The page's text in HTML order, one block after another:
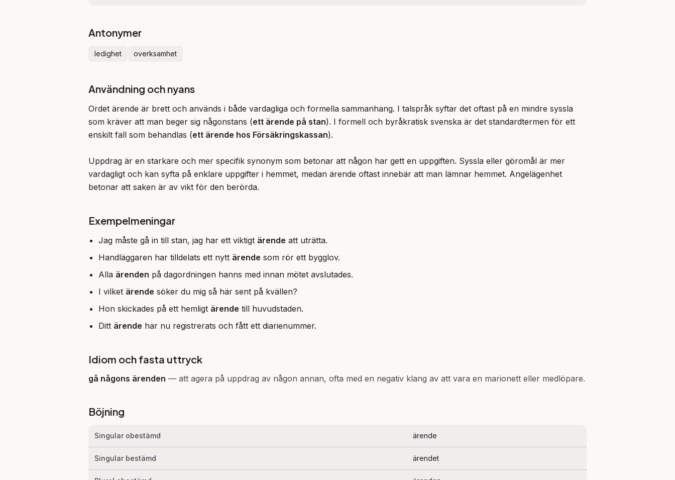
Antonymer
ledighet overksamhet
Användning och nyans
Ordet ärende är brett och används i både vardagliga och formella sammanhang. I talspråk syftar det oftast på en mindre syssla
som kräver att man beger sig någonstans (ett ärende på stan). I formell och byråkratisk svenska är det standardtermen för ett
enskilt fall som behandlas (ett ärende hos Försäkringskassan).
Uppdrag är en starkare och mer specifik synonym som betonar att någon har gett en uppgiften. Syssla eller göromål är mer
vardagligt och kan syfta på enklare uppgifter i hemmet, medan ärende oftast innebär att man lämnar hemmet. Angelägenhet
betonar att saken är av vikt för den berörda.
Exempelmeningar
Jag måste gå in till stan, jag har ett viktigt ärende att uträtta.
Handläggaren har tilldelats ett nytt ärende som rör ett bygglov.
Alla ärenden på dagordningen hanns med innan mötet avslutades.
I vilket ärende söker du mig så här sent på kvällen?
Hon skickades på ett hemligt ärende till huvudstaden.
Ditt ärende har nu registrerats och fått ett diarienummer.
Idiom och fasta uttryck
gå någons ärenden — att agera på uppdrag av någon annan, ofta med en negativ klang av att vara en marionett eller medlöpare.
Böjning
Singular obestämd ärende
Singular bestämd ärendet